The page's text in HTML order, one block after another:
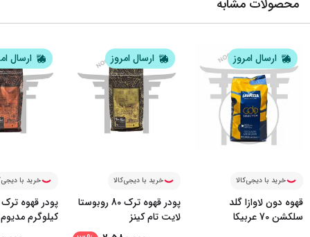
محصولات مشابه
ارسال امروز
خرید با دیجی‌کالا
قهوه دون لاوازا گلد
سلکشن 70 عربیکا
ارسال امروز
خرید با دیجی‌کالا
پودر قهوه ترک 80 روبوستا
لایت تام کینز
ارسال
خرید با
پودر قهوه
کیلوگرم